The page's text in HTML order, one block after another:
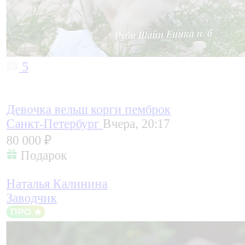
5
Девочка вельш корги пемброк
Санкт-Петербург Вчера, 20:17
80 000 ₽
Подарок
Наталья Калинина
Заводчик